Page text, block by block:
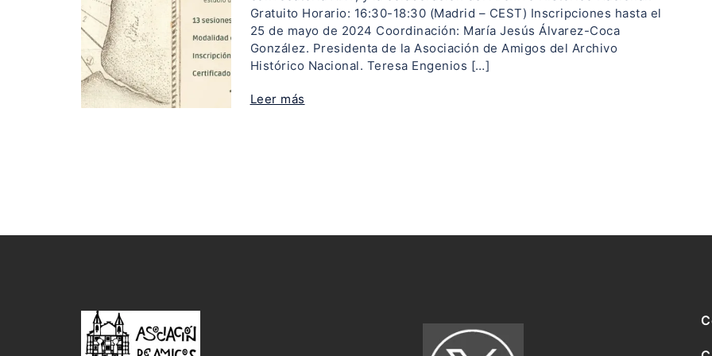
Gratuito Horario: 16:30-18:30 (Madrid – CEST) Inscripciones hasta el
25 de mayo de 2024 Coordinación: María Jesús Álvarez-Coca
González. Presidenta de la Asociación de Amigos del Archivo
Histórico Nacional. Teresa Engenios […]
Leer más